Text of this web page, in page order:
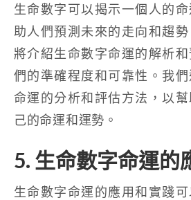
生命數字可以揭示一個人的
助人們預測未來的走向和趨
將介紹生命數字命運的解析
們的準確程度和可靠性。我
命運的分析和評估方法，以
己的命運和運勢。
5. 生命數字命運的
生命數字命運的應用和實踐